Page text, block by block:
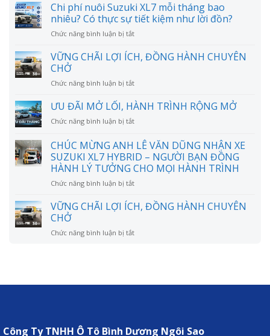
Chi phí nuôi Suzuki XL7 mỗi tháng bao
nhiêu? Có thực sự tiết kiệm như lời đồn?
Chức năng bình luận bị tắtở
phí
nuôi
XL7
tháng
nhiêu?
thực
sự
tiết
như
đồn?
VỮNG CHÃI LỢI ÍCH, ĐỒNG HÀNH CHUYÊN
CHỞ
Chức năng bình luận bị tắtở
CHÃI
ÍCH,
HÀNH
CHUYÊN
CHỞ
ƯU ĐÃI MỞ LỐI, HÀNH TRÌNH RỘNG MỞ
Chức năng bình luận bị tắtở
ĐÃI
MỞ
LỐI,
HÀNH
TRÌNH
MỞ
CHÚC MỪNG ANH LÊ VĂN DŨNG NHẬN XE
SUZUKI XL7 HYBRID – NGƯỜI BẠN ĐỒNG
HÀNH LÝ TƯỞNG CHO MỌI HÀNH TRÌNH
Chức năng bình luận bị tắtở
MỪNG
ANH
VĂN
XL7
VỮNG CHÃI LỢI ÍCH, ĐỒNG HÀNH CHUYÊN
CHỞ
Chức năng bình luận bị tắtở
ĐỒNG
Công Ty TNHH Ô Tô Bình Dương Ngôi Sao